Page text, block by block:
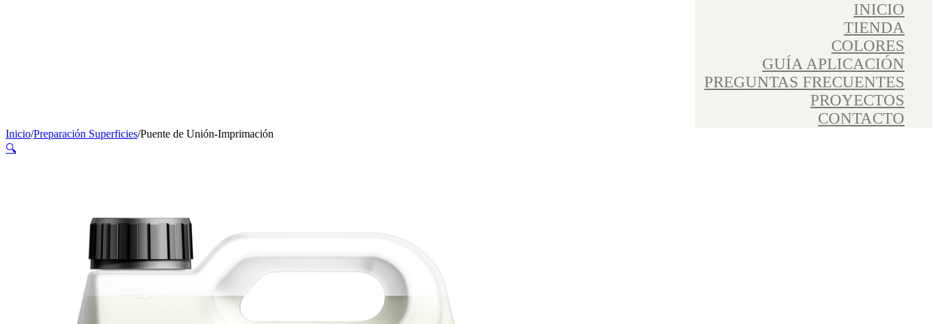
INICIO
TIENDA
COLORES
GUÍA APLICACIÓN
PREGUNTAS FRECUENTES
PROYECTOS
CONTACTO
Inicio/Preparación Superficies/Puente de Unión-Imprimación
🔍